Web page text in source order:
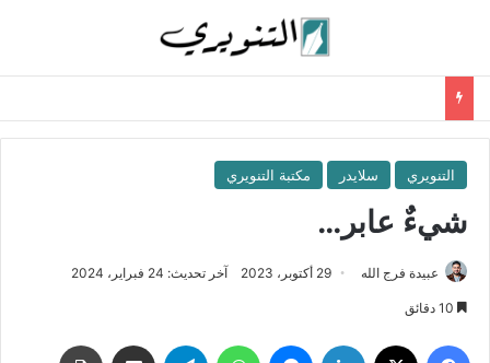
التنويري سلايدر مكتبة التنويري
شيءٌ عابر…
عبيدة فرج الله 29 أكتوبر، 2023 آخر تحديث: 24 فبراير، 2024
فيسبوك لينكدإن ماسنجر واتساب تيلقرام مشاركة عبر البريد